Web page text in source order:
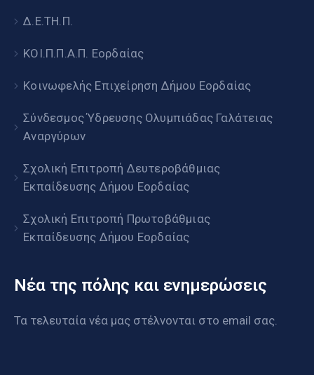
Δ.Ε.ΤΗ.Π.
ΚΟΙ.Π.Π.Α.Π. Εορδαίας
Κοινωφελής Επιχείρηση Δήμου Εορδαίας
Σύνδεσμος Ύδρευσης Ολυμπιάδας Γαλάτειας
Αναργύρων
Σχολική Επιτροπή Δευτεροβάθμιας
Εκπαίδευσης Δήμου Εορδαίας
Σχολική Επιτροπή Πρωτοβάθμιας
Εκπαίδευσης Δήμου Εορδαίας
Νέα της πόλης και ενημερώσεις
Τα τελευταία νέα μας στέλνονται στο email σας.